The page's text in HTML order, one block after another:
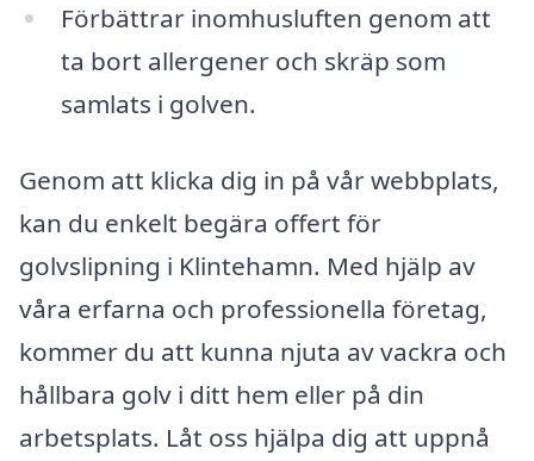
Förbättrar inomhusluften genom att
ta bort allergener och skräp som
samlats i golven.
Genom att klicka dig in på vår webbplats,
kan du enkelt begära offert för
golvslipning i Klintehamn. Med hjälp av
våra erfarna och professionella företag,
kommer du att kunna njuta av vackra och
hållbara golv i ditt hem eller på din
arbetsplats. Låt oss hjälpa dig att uppnå